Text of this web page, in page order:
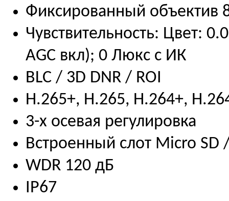
Фиксированный объектив
Чувствительность: Цвет:
AGC вкл); 0 Люкс с ИК
BLC / 3D DNR / ROI
H.265+, H.265, H.264+,
3-х осевая регулировка
Встроенный слот Micro SD
WDR 120 дБ
IP67